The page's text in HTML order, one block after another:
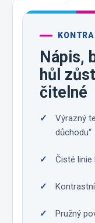
Nápis,
hůl
čitelné
Výrazný
důchodu“
Čisté linie
Pružný